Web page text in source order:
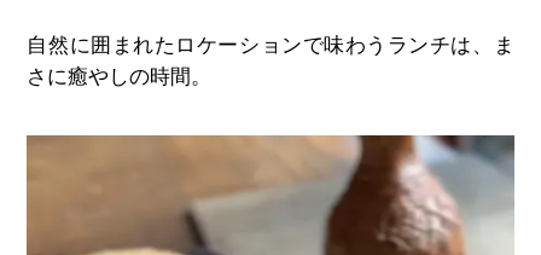
自然に囲まれたロケーションで味わうランチは、ま
さに癒やしの時間。